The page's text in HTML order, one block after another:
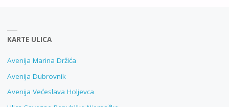
KARTE ULICA
Avenija Marina Držića
Avenija Dubrovnik
Avenija Većeslava Holjevca